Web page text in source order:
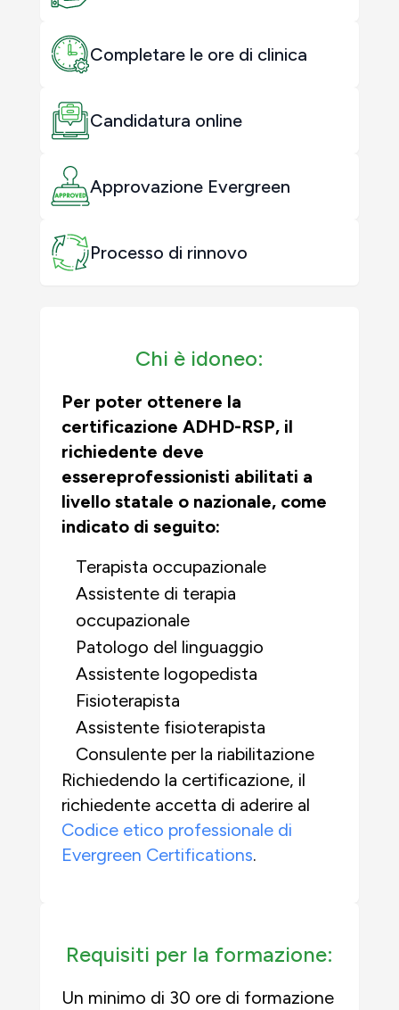
Completare le ore di clinica
Candidatura online
Approvazione Evergreen
Processo di rinnovo
Chi è idoneo:
Per poter ottenere la
certificazione ADHD-RSP, il
richiedente deve
essereprofessionisti abilitati a
livello statale o nazionale, come
indicato di seguito:
Terapista occupazionale
Assistente di terapia
occupazionale
Patologo del linguaggio
Assistente logopedista
Fisioterapista
Assistente fisioterapista
Consulente per la riabilitazione
Richiedendo la certificazione, il
richiedente accetta di aderire al
Codice etico professionale di
Evergreen Certifications.
Requisiti per la formazione:
Un minimo di 30 ore di formazione